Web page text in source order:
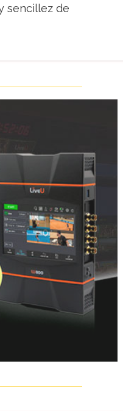
sencillez de